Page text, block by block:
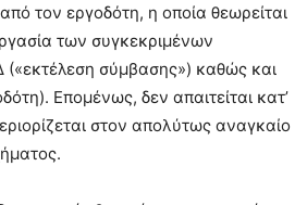
τον εργοδότη, η οποία θεωρείται
των συγκεκριμένων
(«εκτέλεση σύμβασης») καθώς και
Επομένως, δεν απαιτείται κατ’
στον απολύτως αναγκαίο